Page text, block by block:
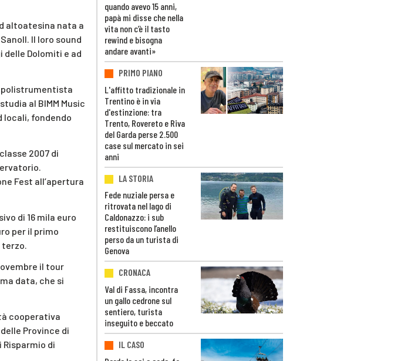
altoatesina nata a
Il loro sound
Dolomiti e ad
polistrumentista
al BIMM Music
locali, fondendo
2007 di
Fest all’apertura
di 16 mila euro
per il primo
il tour
data, che si
cooperativa
Province di
Risparmio di
quando avevo 15 anni,
papà mi disse che nella
vita non c’è il tasto
rewind e bisogna
andare avanti»
PRIMO PIANO
L'affitto tradizionale in
Trentino è in via
d'estinzione: tra
Trento, Rovereto e Riva
del Garda perse 2.500
case sul mercato in sei
anni
LA STORIA
Fede nuziale persa e
ritrovata nel lago di
Caldonazzo: i sub
restituiscono l’anello
perso da un turista di
Genova
CRONACA
Val di Fassa, incontra
un gallo cedrone sul
sentiero, turista
inseguito e beccato
IL CASO